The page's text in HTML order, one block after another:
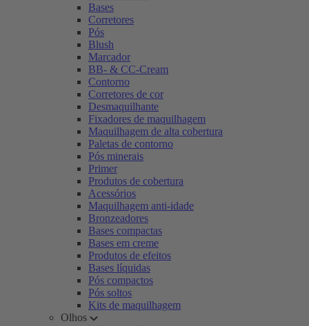
Bases
Corretores
Pós
Blush
Marcador
BB- & CC-Cream
Contorno
Corretores de cor
Desmaquilhante
Fixadores de maquilhagem
Maquilhagem de alta cobertura
Paletas de contorno
Pós minerais
Primer
Produtos de cobertura
Acessórios
Maquilhagem anti-idade
Bronzeadores
Bases compactas
Bases em creme
Produtos de efeitos
Bases líquidas
Pós compactos
Pós soltos
Kits de maquilhagem
Olhos